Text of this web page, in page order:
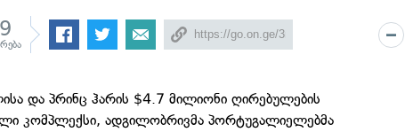
და პრინც ჰარის $4.7 მილიონი ღირებულების
კომპლექსი, ადგილობრივმა პორტუგალიელებმა